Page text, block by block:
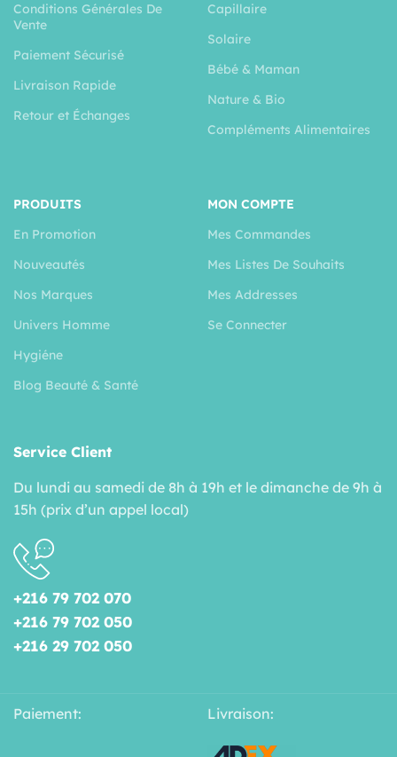
Conditions Générales De
Vente
Paiement Sécurisé
Livraison Rapide
Retour et Échanges
Capillaire
Solaire
Bébé & Maman
Nature & Bio
Compléments Alimentaires
PRODUITS
En Promotion
Nouveautés
Nos Marques
Univers Homme
Hygiéne
Blog Beauté & Santé
MON COMPTE
Mes Commandes
Mes Listes De Souhaits
Mes Addresses
Se Connecter
Service Client
Du lundi au samedi de 8h à 19h et le dimanche de 9h à
15h (prix d’un appel local)
+216 79 702 070
+216 79 702 050
+216 29 702 050
Paiement: Livraison: